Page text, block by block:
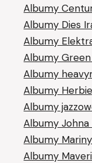
Albumy
Albumy Dies
Albumy
Albumy
Albumy
Albumy
Albumy
Albumy
Albumy
Albumy